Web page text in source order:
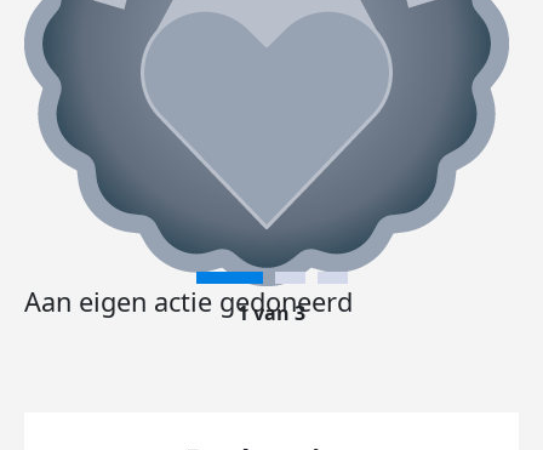
Aan eigen actie gedoneerd
1 van 3